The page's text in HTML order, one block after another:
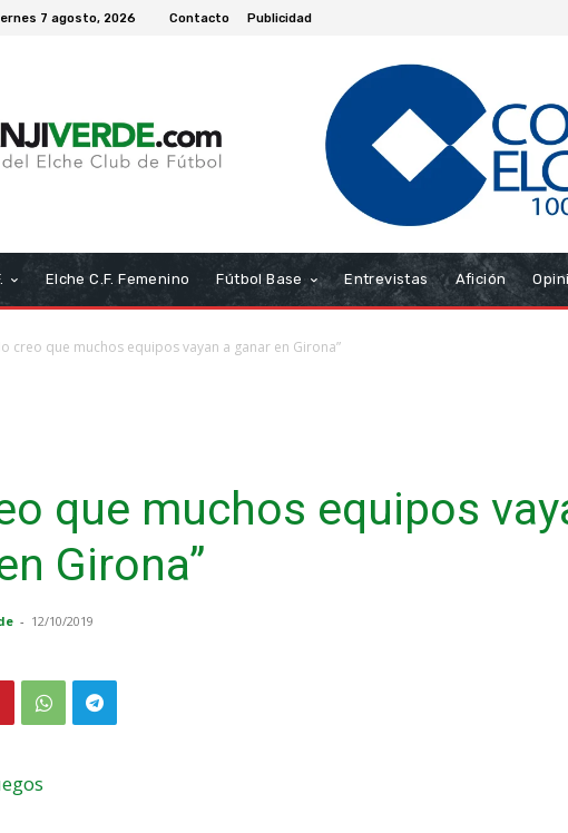
7 agosto, 2026 Contacto Publicidad
Elche C.F. Femenino Fútbol Base Entrevistas Afición
creo que muchos equipos vayan a ganar en Girona”
que muchos equipos
Girona”
- 12/10/2019